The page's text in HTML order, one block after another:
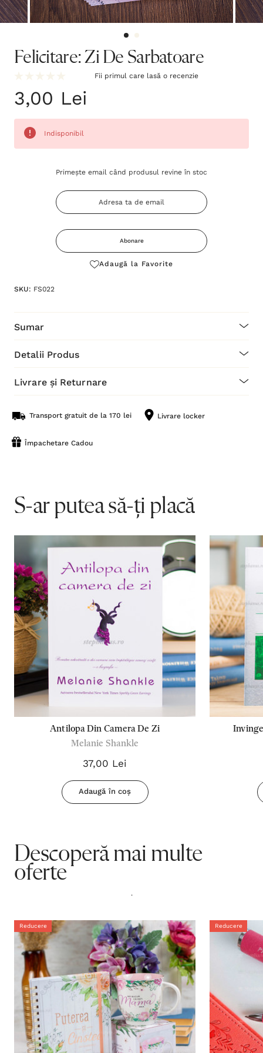
Felicitare: Zi De Sarbatoare
Fii primul care lasă o recenzie
3,00 Lei
Indisponibil
Primește email când produsul revine în stoc
Abonare
Adaugă la Favorite
SKU: FS022
Sumar
Detalii Produs
Livrare și Returnare
Transport gratuit de la 170 lei Livrare locker
Împachetare Cadou
S-ar putea să-ți placă
Antilopa Din Camera De Zi
Melanie Shankle
37,00 Lei
Adaugă în coș
Descoperă mai multe
oferte
.
Reducere Reducere